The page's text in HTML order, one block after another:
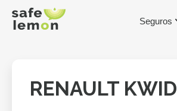
Seguros
RENAULT KWID